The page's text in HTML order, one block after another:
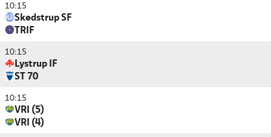
10:15
Skødstrup SF
TRIF
10:15
Lystrup IF
ST 70
10:15
VRI (5)
VRI (4)